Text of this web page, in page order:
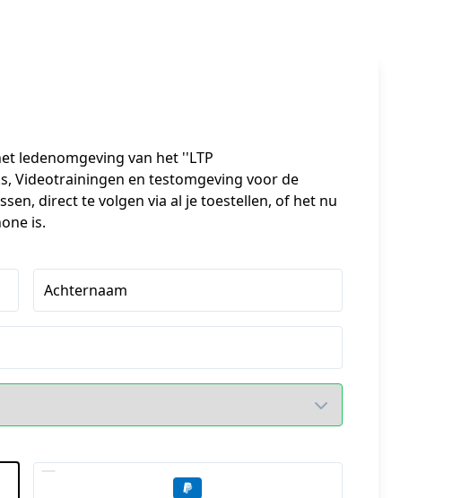
ledenomgeving van het ''LTP
Videotrainingen en testomgeving voor de
direct te volgen via al je toestellen, of het nu
is.
Achternaam